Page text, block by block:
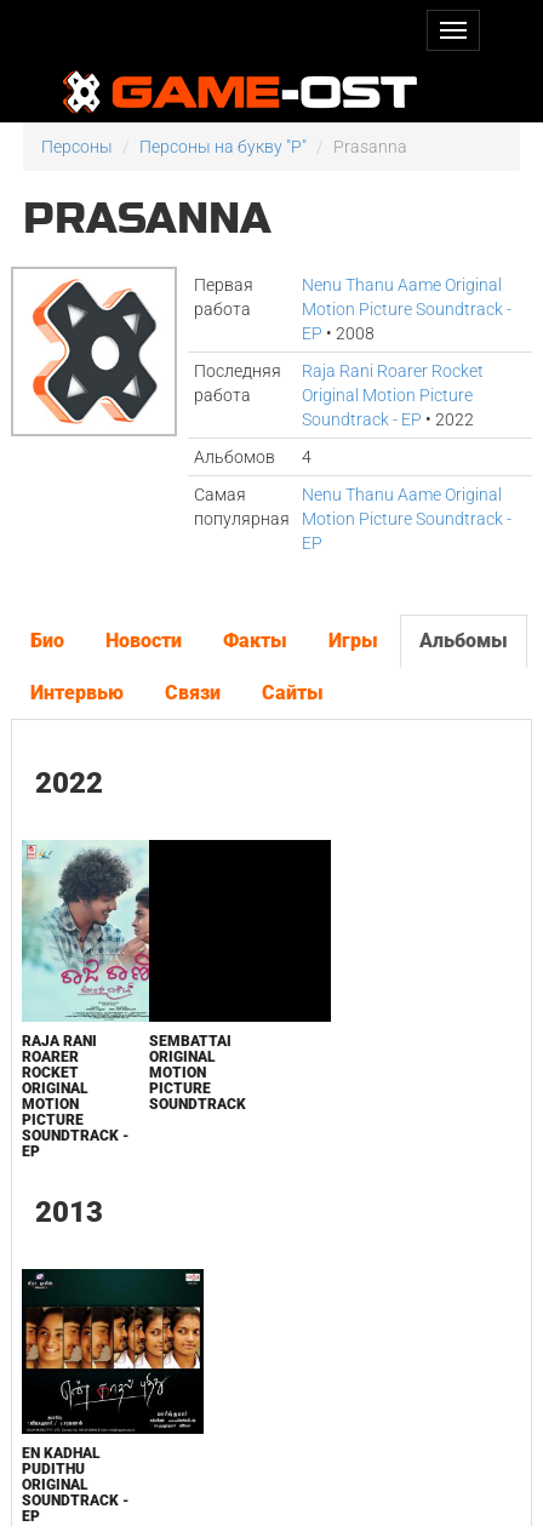
Персоны Персоны на букву "P" Prasanna
PRASANNA
Первая
работа
Nenu Thanu Aame Original
Motion Picture Soundtrack -
EP • 2008
Последняя
работа
Raja Rani Roarer Rocket
Original Motion Picture
Soundtrack - EP • 2022
Альбомов
4
Самая
популярная
Nenu Thanu Aame Original
Motion Picture Soundtrack -
EP
Био Новости Факты Игры Альбомы
Интервью Связи Сайты
2022
RAJA RANI
ROARER
ROCKET
ORIGINAL
MOTION
PICTURE
SOUNDTRACK -
EP
SEMBATTAI
ORIGINAL
MOTION
PICTURE
SOUNDTRACK
2013
EN KADHAL
PUDITHU
ORIGINAL
SOUNDTRACK -
EP